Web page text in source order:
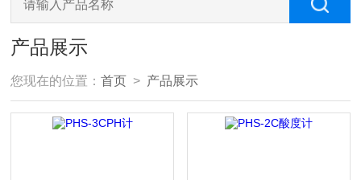
产品展示
您现在的位置：首页 > 产品展示